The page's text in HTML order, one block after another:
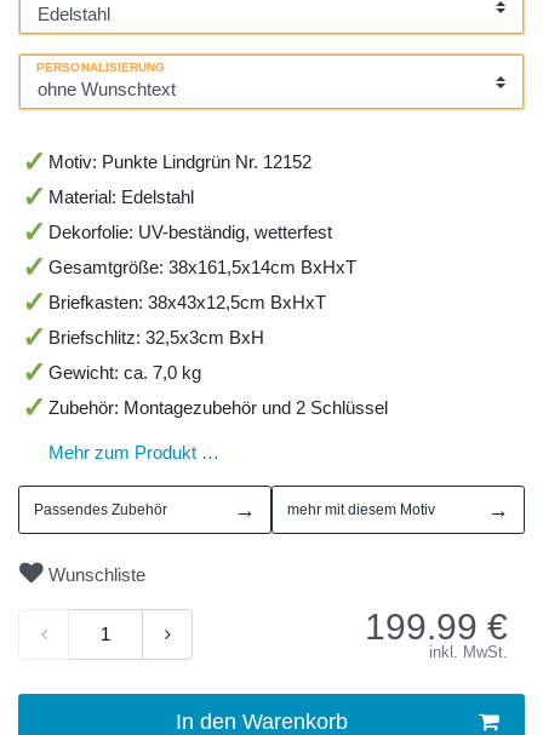
PERSONALISIERUNG
Motiv: Punkte Lindgrün Nr. 12152
Material: Edelstahl
Dekorfolie: UV-beständig, wetterfest
Gesamtgröße: 38x161,5x14cm BxHxT
Briefkasten: 38x43x12,5cm BxHxT
Briefschlitz: 32,5x3cm BxH
Gewicht: ca. 7,0 kg
Zubehör: Montagezubehör und 2 Schlüssel
Mehr zum Produkt …
Passendes Zubehör → mehr mit diesem Motiv →
Wunschliste
199.99 €
inkl. MwSt.
In den Warenkorb